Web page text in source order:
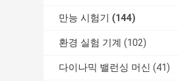
만능 시험기 (144)
환경 실험 기계 (102)
다이나믹 밸런싱 머신 (41)